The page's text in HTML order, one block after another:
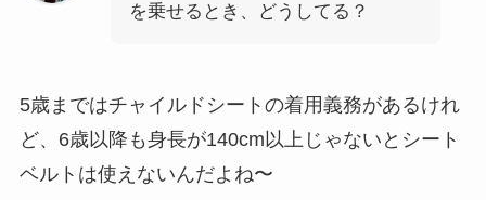
を乗せるとき、どうしてる？
5歳まではチャイルドシートの着用義務があるけれ
ど、6歳以降も身長が140cm以上じゃないとシート
ベルトは使えないんだよね〜